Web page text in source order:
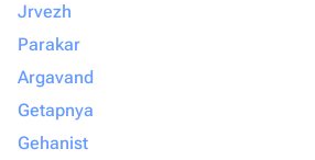
Jrvezh
Parakar
Argavand
Getapnya
Gehanist